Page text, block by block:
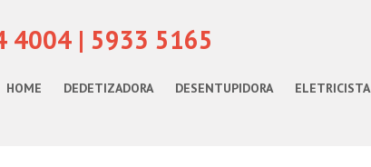
4004 | 5933 5165
HOME DEDETIZADORA DESENTUPIDORA ELETRICISTA